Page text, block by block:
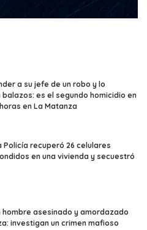
a su jefe de un robo y lo
es el segundo homicidio en
en La Matanza
Policía recuperó 26 celulares
en una vivienda y secuestró
hombre asesinado y amordazado
investigan un crimen mafioso